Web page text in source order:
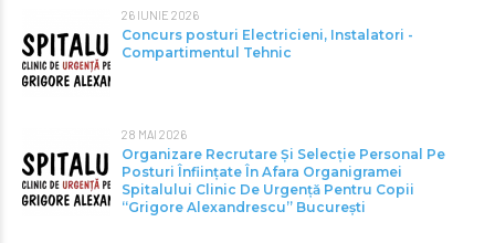
26 IUNIE 2026
Concurs posturi Electricieni, Instalatori -
Compartimentul Tehnic
28 MAI 2026
Organizare Recrutare Și Selecție Personal Pe
Posturi Înființate În Afara Organigramei
Spitalului Clinic De Urgență Pentru Copii
“Grigore Alexandrescu” Bucureşti